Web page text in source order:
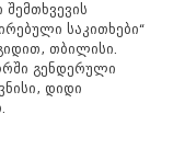
შემთხვევის
საკითხები“
, თბილისი.
გენდერული
, დიდი
.